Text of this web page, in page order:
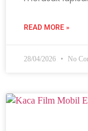
READ MORE »
28/04/2026 No